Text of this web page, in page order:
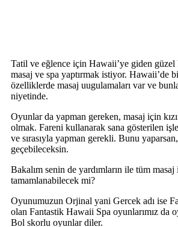
Tatil ve eğlence için Hawaii’ye giden güzel
masaj ve spa yaptırmak istiyor. Hawaii’de
özelliklerde masaj uugulamaları var ve
niyetinde.
Oyunlar da yapman gereken, masaj için
olmak. Fareni kullanarak sana gösterilen
ve sırasıyla yapman gerekli. Bunu
geçebileceksin.
Bakalım senin de yardımların ile tüm masaj
tamamlanabilecek mi?
Oyunumuzun Orjinal yani Gercek adı ise
olan Fantastik Hawaii Spa oyunlarımız da
Bol skorlu oyunlar diler.